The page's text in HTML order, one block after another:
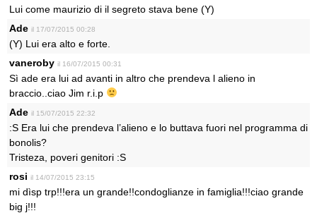
Lui come maurizio di il segreto stava bene (Y)
Ade il 17/07/2015 00:28
(Y) Lui era alto e forte.
vaneroby il 16/07/2015 00:31
Sì ade era lui ad avanti in altro che prendeva l alieno in
braccio..ciao Jim r.i.p
Ade il 15/07/2015 22:32
:S Era lui che prendeva l’alieno e lo buttava fuori nel programma di
bonolis?
Tristeza, poveri genitori :S
rosi il 14/07/2015 23:15
mi dìsp trp!!!era un grande!!condoglianze in famiglia!!!ciao grande
big j!!!